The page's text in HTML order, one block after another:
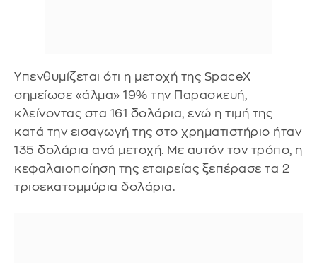
Υπενθυμίζεται ότι η μετοχή της SpaceX
σημείωσε «άλμα» 19% την Παρασκευή,
κλείνοντας στα 161 δολάρια, ενώ η τιμή της
κατά την εισαγωγή της στο χρηματιστήριο ήταν
135 δολάρια ανά μετοχή. Με αυτόν τον τρόπο, η
κεφαλαιοποίηση της εταιρείας ξεπέρασε τα 2
τρισεκατομμύρια δολάρια.